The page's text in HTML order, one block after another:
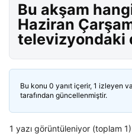
Bu akşam
Haziran
televizyondaki
Bu konu 0 yanıt içerir, 1 izleyen
tarafından güncellenmiştir.
1 yazı görüntüleniyor (toplam 1)